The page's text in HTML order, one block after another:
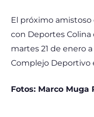
El próximo amistoso
con Deportes Colina
martes 21 de enero
Complejo Deportivo
Fotos: Marco Muga